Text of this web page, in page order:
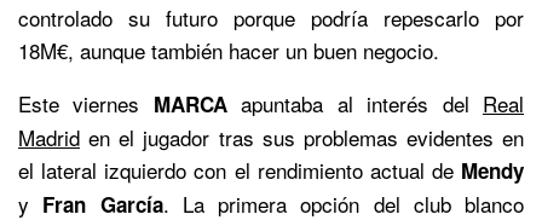
controlado su futuro porque podría repescarlo por
18M€, aunque también hacer un buen negocio.
Este viernes MARCAapuntaba al interés del Real
Madrid en el jugador tras sus problemas evidentes en
el lateral izquierdo con el rendimiento actual de Mendy
y Fran García. La primera opción del club blanco